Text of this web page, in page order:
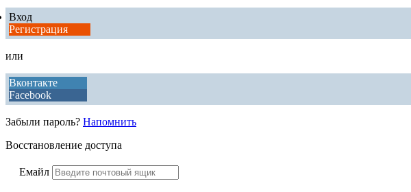
Вход
Регистрация
или
Вконтакте
Facebook
Забыли пароль? Напомнить
Восстановление доступа
Емайл